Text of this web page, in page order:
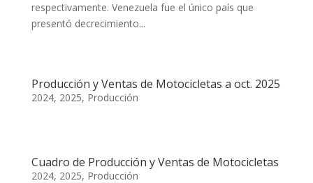
respectivamente. Venezuela fue el único país que
presentó decrecimiento...
Producción y Ventas de Motocicletas a oct. 2025
2024, 2025, Producción
Cuadro de Producción y Ventas de Motocicletas
2024, 2025, Producción